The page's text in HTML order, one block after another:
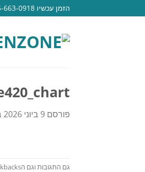
to
הזמן עכשיו 055-663-0918 MENZONE
פורסם 9 ביוני 2026
גם התגובות וגם הtrackbacks סגורים כרגע.